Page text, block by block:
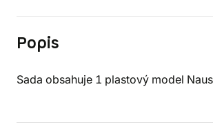
Popis
Sada obsahuje 1 plastový model